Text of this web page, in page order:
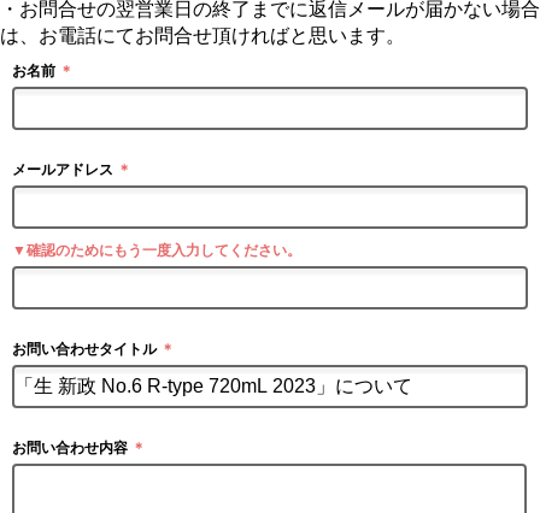
・お問合せの翌営業日の終了までに返信メールが届かない場合
は、お電話にてお問合せ頂ければと思います。
お名前 ＊
メールアドレス ＊
▼確認のためにもう一度入力してください。
お問い合わせタイトル ＊
お問い合わせ内容 ＊